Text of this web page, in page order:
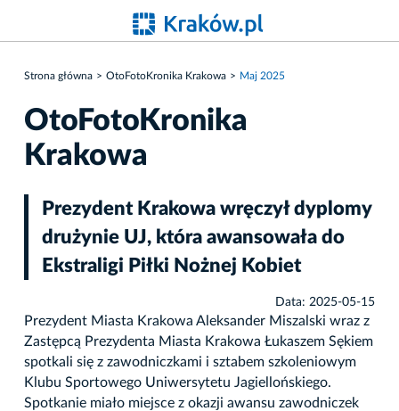
Strona główna OtoFotoKronika Krakowa Maj 2025
OtoFotoKronika
Krakowa
Prezydent Krakowa wręczył dyplomy
drużynie UJ, która awansowała do
Ekstraligi Piłki Nożnej Kobiet
Data: 2025-05-15
Prezydent Miasta Krakowa Aleksander Miszalski wraz z
Zastępcą Prezydenta Miasta Krakowa Łukaszem Sękiem
spotkali się z zawodniczkami i sztabem szkoleniowym
Klubu Sportowego Uniwersytetu Jagiellońskiego.
Spotkanie miało miejsce z okazji awansu zawodniczek